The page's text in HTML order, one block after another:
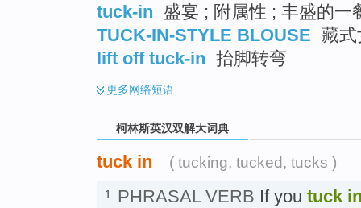
tuck-in 盛宴 ; 附属性 ; 丰盛的一
TUCK-IN-STYLE BLOUSE 藏
lift off tuck-in 抬脚转弯
更多网络短语
柯林斯英汉双解大词典
tuck in ( tucking, tucked, tucks )
1. PHRASAL VERB If you tuck